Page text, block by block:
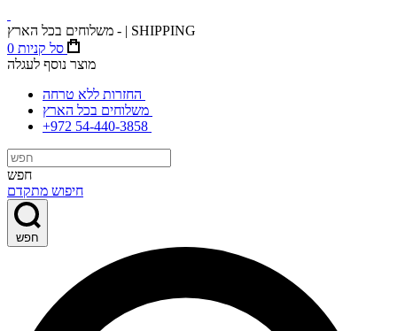
משלוחים בכל הארץ - | SHIPPING
0 סל קניות
מוצר נוסף לעגלה
+972 54-440-3858
חפש
חיפוש מתקדם
חפש